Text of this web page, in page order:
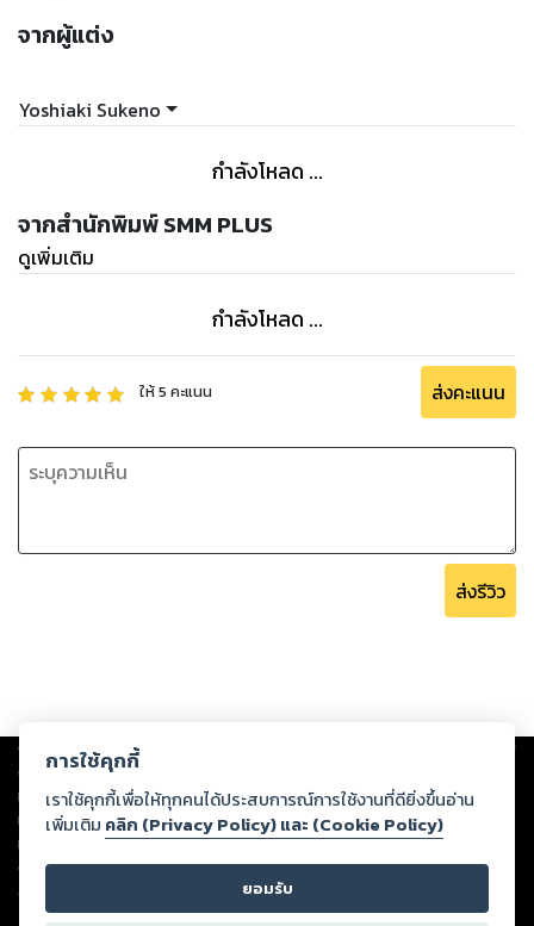
จากผู้แต่ง
Yoshiaki Sukeno
กำลังโหลด ...
จากสำนักพิมพ์ SMM PLUS
ดูเพิ่มเติม
กำลังโหลด ...
ให้5 คะแนน ส่งคะแนน
ส่งรีวิว
Copyright © 2026
ต่อผลงานหรือเนื้อหาใดที่อัปโหลดผ่านเว็บไซต์และปรากฏว่าละเมิดสิทธิใน
ทรัพย์สินทางปัญญาของบุคคลอื่นหรือขัดต่อกฎหมายและศีลธรรม ดังนั้น ผู้อ่าน
ทุกท่านโปรดใช้วิจารณญาณในการกลั่นกรองด้วยตนเอง และหากท่านพบว่าส่วน
หนึ่งส่วนใดขัดต่อกฎหมายและศีลธรรม กรุณาแจ้งมายังบริษัท เพื่อทีมงานจะได้
ดำเนินการในทันที ทั้งนี้ ทางสตอรี่ล็อกขอสงวนลิขสิทธิ์ตามพระราชบัญญัติ
ลิขสิทธิ์ พ.ศ. 2537 (ฉบับล่าสุด)
การใช้คุกกี้
เราใช้คุกกี้เพื่อให้ทุกคนได้ประสบการณ์การใช้งานที่ดียิ่งขึ้นอ่าน
เพิ่มเติม คลิก (Privacy Policy) และ (Cookie Policy)
ยอมรับ